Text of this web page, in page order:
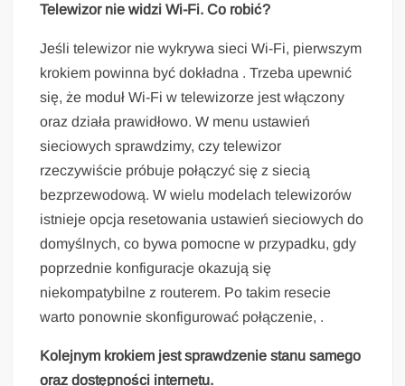
Telewizor nie widzi Wi-Fi. Co robić?
Jeśli telewizor nie wykrywa sieci Wi-Fi, pierwszym
krokiem powinna być dokładna . Trzeba upewnić
się, że moduł Wi-Fi w telewizorze jest włączony
oraz działa prawidłowo. W menu ustawień
sieciowych sprawdzimy, czy telewizor
rzeczywiście próbuje połączyć się z siecią
bezprzewodową. W wielu modelach telewizorów
istnieje opcja resetowania ustawień sieciowych do
domyślnych, co bywa pomocne w przypadku, gdy
poprzednie konfiguracje okazują się
niekompatybilne z routerem. Po takim resecie
warto ponownie skonfigurować połączenie, .
Kolejnym krokiem jest sprawdzenie stanu samego
oraz dostępności internetu.